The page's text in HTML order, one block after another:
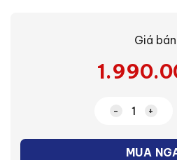
Giá
Lò vi sóng
MUA